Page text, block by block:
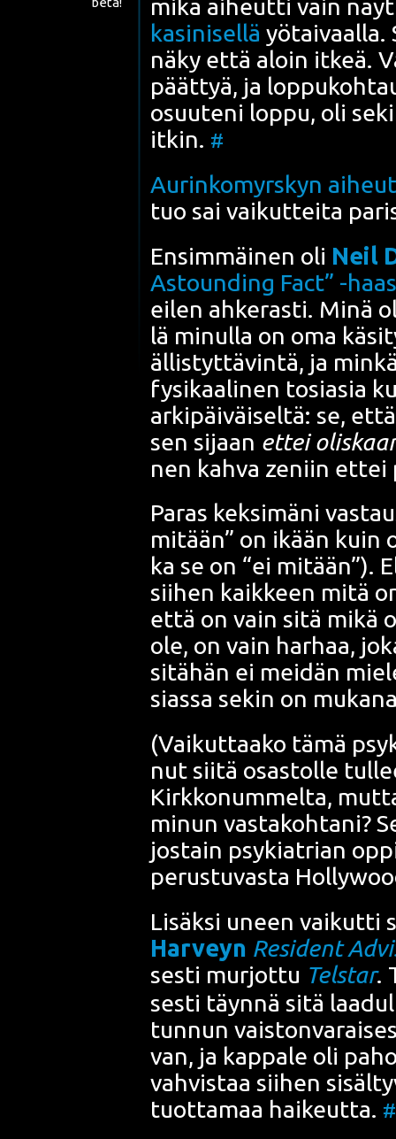
mikä aiheut­ti vain
ka­si­ni­sel­lä yötai­vaal­la.
näky että aloin itkeä.
päät­tyä, ja
osuu­te­ni lop­pu, oli
itkin. #
Aurin­ko­myrs­kyn
tuo sai vai­kut­tei­ta
Ensim­mäi­nen oli Neil
Astoun­ding Fact” -
eilen ahke­ras­ti. Minä
lä minul­la on oma
ällis­tyt­tä­vin­tä, ja
fysi­kaa­li­nen tosia­sia
arki­päi­väi­sel­tä: se,
sen sijaan ettei
nen kah­va zeniin ettei
Paras kek­si­mä­ni
mitään” on ikään kuin
ka se on “ei mitään”).
sii­hen kaik­keen mitä
että on vain sitä mikä
ole, on vain har­haa,
sitä­hän ei mei­dän
sias­sa sekin on
(Vai­kut­taa­ko tämä
nut sii­tä osas­tol­le
Kirk­ko­num­mel­ta,
minun vas­ta­koh­ta­ni?
jos­tain psy­kiat­rian
perus­tu­vas­ta
Lisäk­si uneen
Har­veyn Resi­dent
ses­ti mur­jot­tu Tels­tar.
ses­ti täyn­nä sitä
tun­nun
van, ja kap­pa­le oli
vah­vis­taa sii­hen
tuot­ta­maa hai­keut­ta. #